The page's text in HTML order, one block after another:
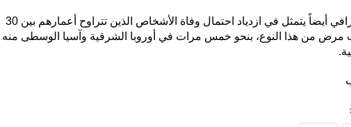
وثمة عامل جغرافي أيضاً يتمثل في ازدياد احتمال وفاة الأشخاص الذين تتراوح أعمارهم بين 30
مرض من هذا النوع، بنحو خمس مرات في أوروبا الشرقية وآسيا الوسطى منه